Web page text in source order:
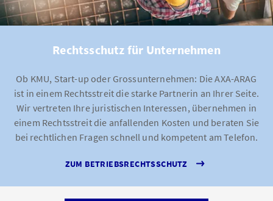
Rechtsschutz für Unternehmen
Ob KMU, Start-up oder Grossunternehmen: Die AXA-ARAG
ist in einem Rechtsstreit die starke Partnerin an Ihrer Seite.
Wir vertreten Ihre juristischen Interessen, übernehmen in
einem Rechtsstreit die anfallenden Kosten und beraten Sie
bei rechtlichen Fragen schnell und kompetent am Telefon.
ZUM BETRIEBSRECHTSSCHUTZ